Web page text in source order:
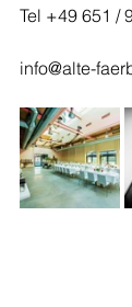
Tel +49 651 /
info@alte-